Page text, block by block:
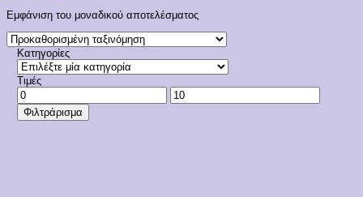
Εμφάνιση του μοναδικού αποτελέσματος
Κατηγορίες
Τιμές
Ελάχιστη
τιμή
Μέγιστη
τιμή
Φιλτράρισμα